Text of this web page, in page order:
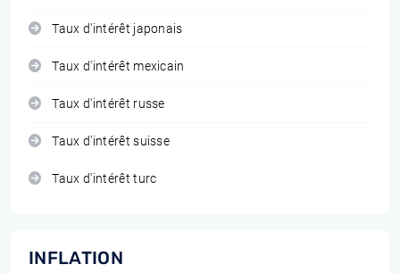
Taux d'intérêt japonais
Taux d'intérêt mexicain
Taux d'intérêt russe
Taux d'intérêt suisse
Taux d'intérêt turc
INFLATION